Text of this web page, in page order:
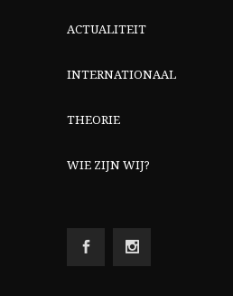
ACTUALITEIT
INTERNATIONAAL
THEORIE
WIE ZIJN WIJ?